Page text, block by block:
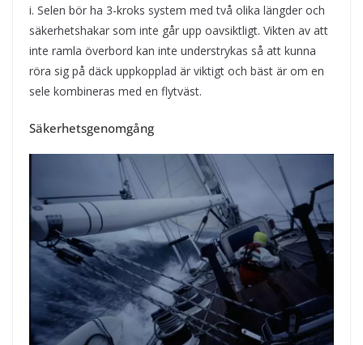
i. Selen bör ha 3-kroks system med två olika längder och
säkerhetshakar som inte går upp oavsiktligt. Vikten av att
inte ramla överbord kan inte understrykas så att kunna
röra sig på däck uppkopplad är viktigt och bäst är om en
sele kombineras med en flytväst.
Säkerhetsgenomgång